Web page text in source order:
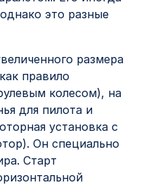
это разные
размера
правило
колесом), на
для пилота и
установка с
Он специально
Старт